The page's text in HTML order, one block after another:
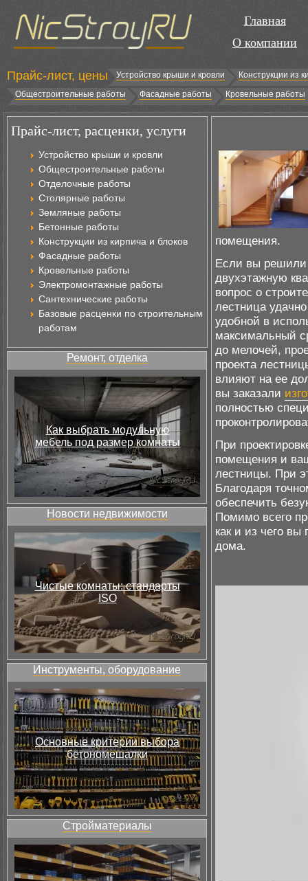
Главная
О компании
Прайс-лист, цены Устройство крыши и кровли
Конструкции из
Общестроительные работы
Фасадные работы Кровельные работы
Прайс-лист, расценки, услуги
Устройство крыши и кровли
Общестроительные работы
Отделочные работы
Столярные работы
Земляные работы
Бетонные работы
Конструкции из кирпича и блоков
Фасадные работы
Кровельные работы
Электромонтажные работы
Сантехнические работы
Базовые расценки по строительным
работам
Ремонт, отделка
Как выбрать модульную
мебель под размер комнаты
Новости недвижимости
Чистые комнаты: стандарты
ISO
Инструменты, оборудование
Основные критерии выбора
бетономешалки
Стройматериалы
помещения.
Если вы решили
двухэтажную
вопрос о
лестница
удобной в
максимальный
до мелочей,
проекта
влияют на ее
вы заказали
полностью
При
помещения и
лестницы. При
Благодаря
обеспечить
Помимо всего
как и из чего
дома.